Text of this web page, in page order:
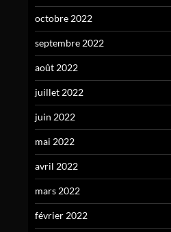
octobre 2022
septembre 2022
août 2022
juillet 2022
juin 2022
mai 2022
avril 2022
mars 2022
février 2022